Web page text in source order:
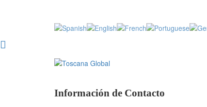
Información de Contacto